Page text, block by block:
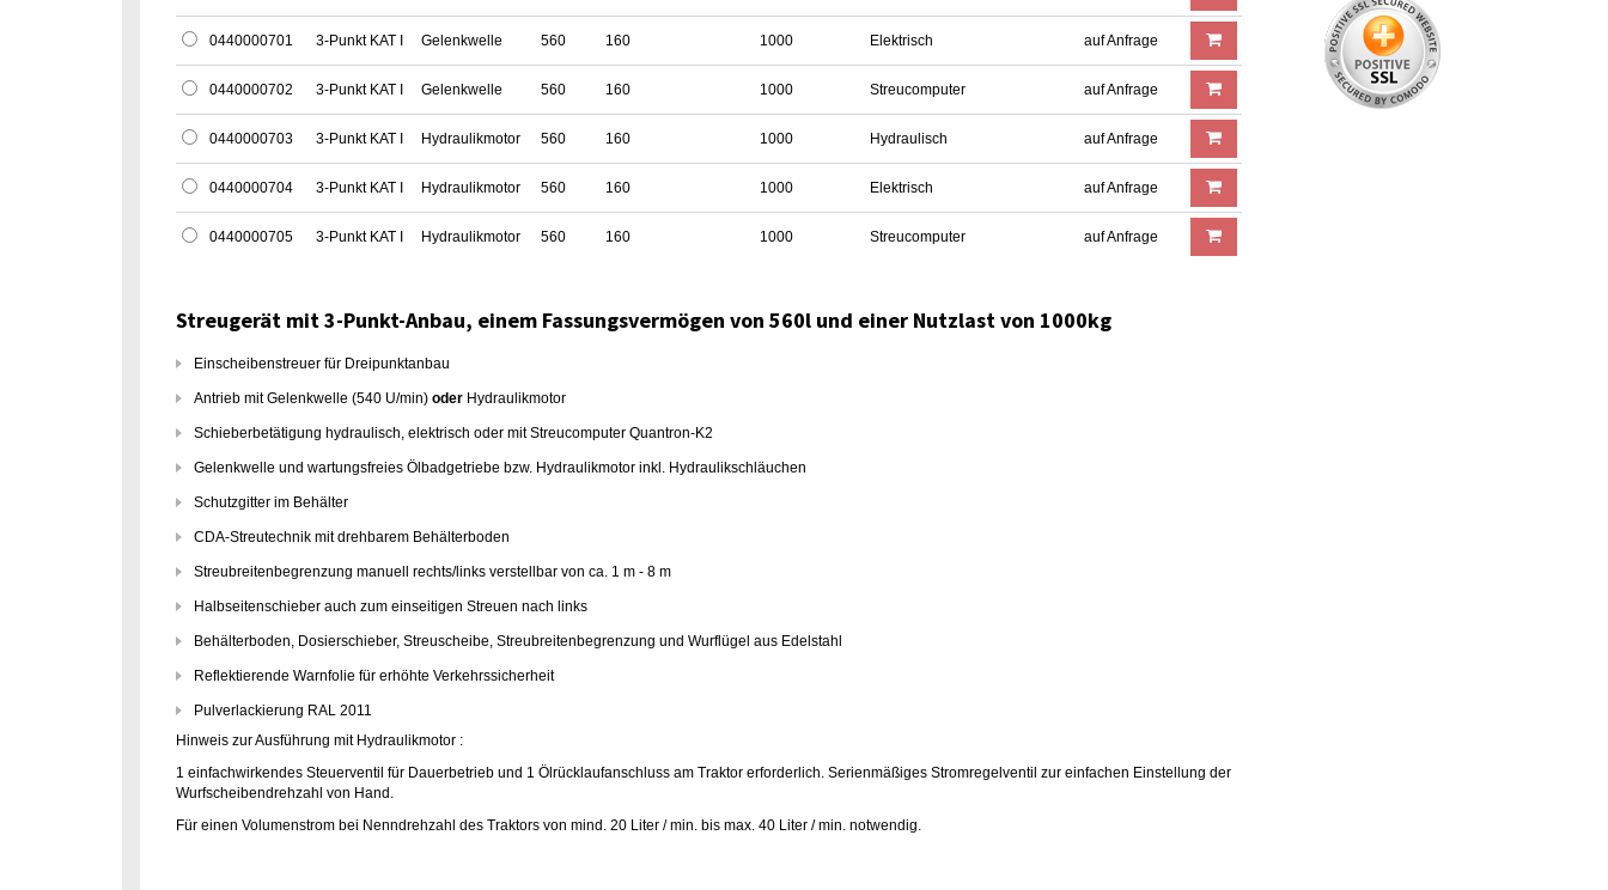
0440000701 3-Punkt KAT I Gelenkwelle 560 160 1000 Elektrisch auf Anfrage
0440000702 3-Punkt KAT I Gelenkwelle 560 160 1000 Streucomputer auf Anfrage
0440000703 3-Punkt KAT I Hydraulikmotor 560 160 1000 Hydraulisch auf Anfrage
0440000704 3-Punkt KAT I Hydraulikmotor 560 160 1000 Elektrisch auf Anfrage
0440000705 3-Punkt KAT I Hydraulikmotor 560 160 1000 Streucomputer auf Anfrage
Streugerät mit 3-Punkt-Anbau, einem Fassungsvermögen von 560l und einer Nutzlast von 1000kg
Einscheibenstreuer für Dreipunktanbau
Antrieb mit Gelenkwelle (540 U/min) oder Hydraulikmotor
Schieberbetätigung hydraulisch, elektrisch oder mit Streucomputer Quantron-K2
Gelenkwelle und wartungsfreies Ölbadgetriebe bzw. Hydraulikmotor inkl. Hydraulikschläuchen
Schutzgitter im Behälter
CDA-Streutechnik mit drehbarem Behälterboden
Streubreitenbegrenzung manuell rechts/links verstellbar von ca. 1 m - 8 m
Halbseitenschieber auch zum einseitigen Streuen nach links
Behälterboden, Dosierschieber, Streuscheibe, Streubreitenbegrenzung und Wurflügel aus Edelstahl
Reflektierende Warnfolie für erhöhte Verkehrssicherheit
Pulverlackierung RAL 2011
Hinweis zur Ausführung mit Hydraulikmotor :
1 einfachwirkendes Steuerventil für Dauerbetrieb und 1 Ölrücklaufanschluss am Traktor erforderlich. Serienmäßiges Stromregelventil zur einfachen Einstellung der
Wurfscheibendrehzahl von Hand.
Für einen Volumenstrom bei Nenndrehzahl des Traktors von mind. 20 Liter / min. bis max. 40 Liter / min. notwendig.